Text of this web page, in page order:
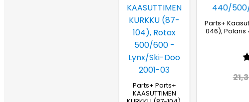
Parts+ Parts+
KAASUTTIMEN
Parts+
046), Polaris